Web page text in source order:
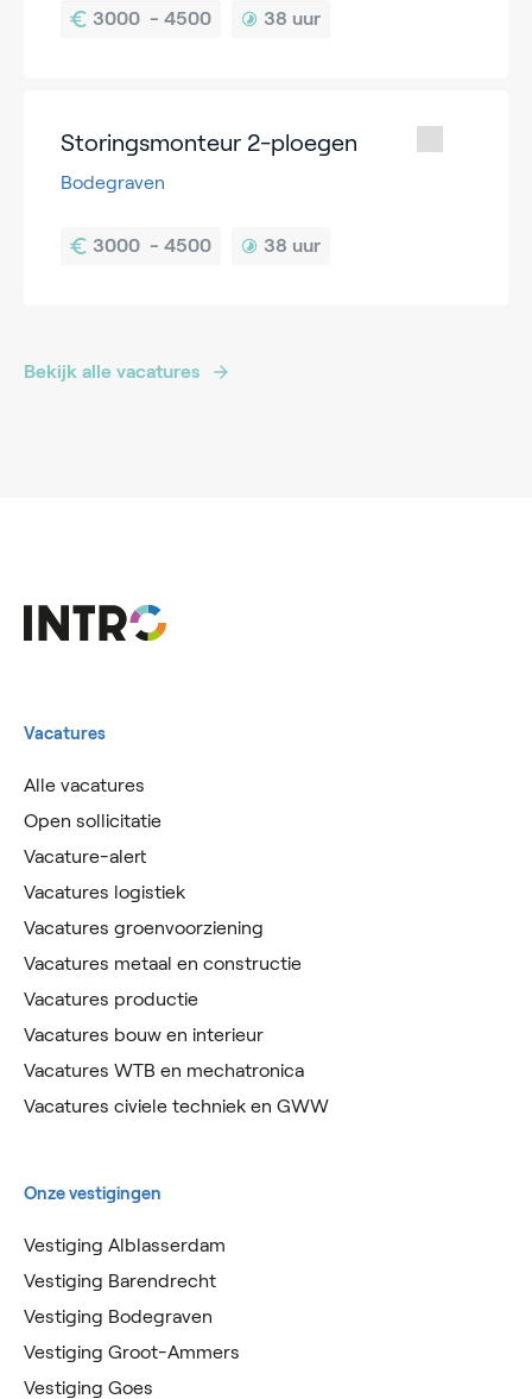
38 uur
Storingsmonteur 2-ploegen
Bodegraven
38 uur
Bekijk alle vacatures
Vacatures
Alle vacatures
Open sollicitatie
Vacature-alert
Vacatures logistiek
Vacatures groenvoorziening
Vacatures metaal en constructie
Vacatures productie
Vacatures bouw en interieur
Vacatures WTB en mechatronica
Vacatures civiele techniek en GWW
Onze vestigingen
Vestiging Alblasserdam
Vestiging Barendrecht
Vestiging Bodegraven
Vestiging Groot-Ammers
Vestiging Goes